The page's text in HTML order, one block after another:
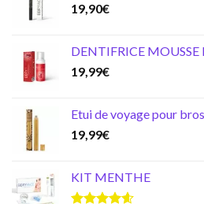
19,90€
DENTIFRICE
19,99€
Etui de voyage pour
19,99€
KIT MENTHE